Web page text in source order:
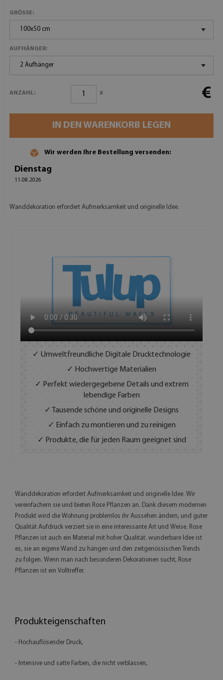
GRÖSSE:
100x50 cm
AUFHÄNGER:
2 Aufhänger
ANZAHL: x €
IN DEN WARENKORB LEGEN
Wir werden Ihre Bestellung versenden:
Dienstag
11.08.2026
Wanddekoration erfordert Aufmerksamkeit und originelle Idee.
✓ Umweltfreundliche Digitale Drucktechnologie
✓ Hochwertige Materialien
✓ Perfekt wiedergegebene Details und extrem
lebendige Farben
✓ Tausende schöne und originelle Designs
✓ Einfach zu montieren und zu reinigen
✓ Produkte, die für jeden Raum geeignet sind
Wanddekoration erfordert Aufmerksamkeit und originelle Idee. Wir
vereinfachern sie und bieten Rose Pflanzen an. Dank diesem modernen
Produkt wird die Wohnung problemlos ihr Aussehen ändern, und guter
Qualität Aufdruck verziert sie in eine interessante Art und Weise. Rose
Pflanzen ist auch ein Material mit hoher Qualität. wunderbare Idee ist
es, sie an eigene Wand zu hängen und den zeitgenössischen Trends
zu folgen. Wenn man nach besonderen Dekorationen sucht, Rose
Pflanzen ist ein Volltreffer.
Produkteigenschaften
- Hochauflösender Druck,
- Intensive und satte Farben, die nicht verblassen,